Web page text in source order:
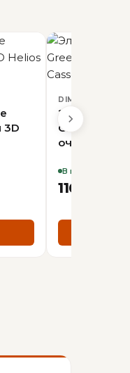
3D
DIMPLEX
Greece -
очагом
В наличии
116 280 ₽